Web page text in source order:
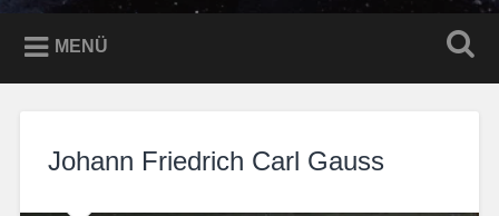
MENÜ
Johann Friedrich Carl Gauss